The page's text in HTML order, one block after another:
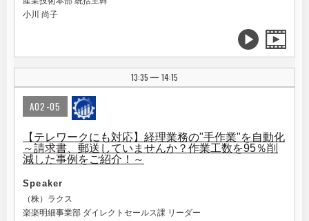
小川 尚子
13:35 | 14:15
A02-05
【テレワークにも対応】経理業務の"手作業"を自動化
～請求書、郵送していませんか？作業工数を95％削
減した事例をご紹介！～
Speaker
（株）ラクス
楽楽明細事業部 ダイレクトセールス課 リーダー